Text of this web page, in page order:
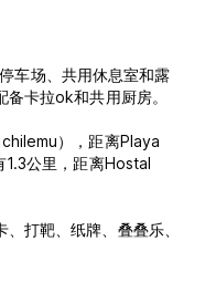
车场、共用休息室和露
卡拉ok和共用厨房。
），距离Playa
公里，距离Hostal
打靶、纸牌、叠叠乐、